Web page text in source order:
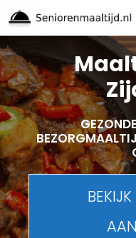
Spring
naar
inhoud